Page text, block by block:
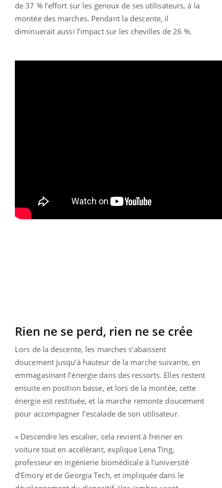
de 37 % l’effort sur les genoux de ses utilisateurs, à la
montée des marches. Pendant la descente, il
diminuerait aussi l’impact sur les chevilles de 26 %.
Rien ne se perd, rien ne se crée
Lors de la descente, les marches s’abaissent
doucement jusqu’à hauteur de la marche suivante, en
emmagasinant l’énergie dans des ressorts. Elles restent
ensuite en position basse, et lors de la montée, cette
énergie est restituée, et la marche remonte doucement
pour accompagner l’escalade de son utilisateur.
« Descendre les escalier, cela revient à freiner en
voiture tout en accélérant, explique Lena Ting,
professeur en ingénierie biomédicale à l’université
d’Emory et de Georgia Tech, et impliquée dans le